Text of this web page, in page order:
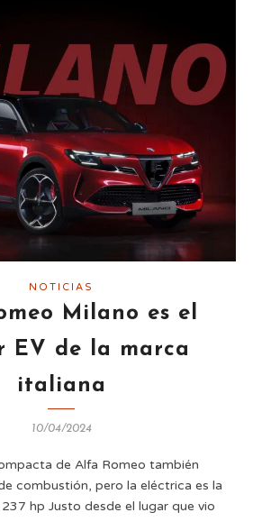
NOTICIAS
Milano es el
EV de la marca
italiana
10/04/2024
de Alfa Romeo también
combustión, pero la eléctrica es la
hp Justo desde el lugar que vio